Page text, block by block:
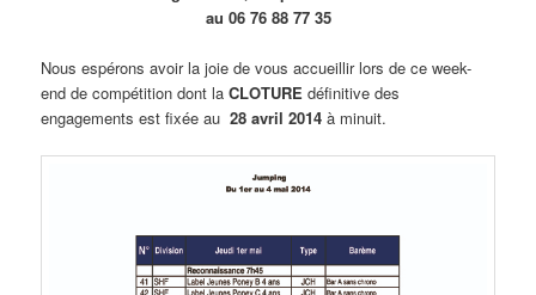
au 06 76 88 77 35
Nous espérons avoir la joie de vous accueillir lors de ce week-
end de compétition dont laCLOTURE définitive des
engagements est fixée au28 avril 2014 à minuit.